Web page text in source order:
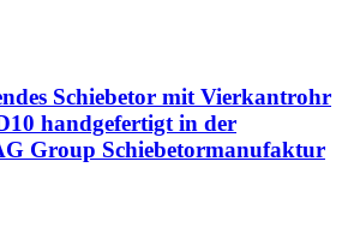
Schiebetor mit Vierkantrohr
handgefertigt in der
Group Schiebetormanufaktur